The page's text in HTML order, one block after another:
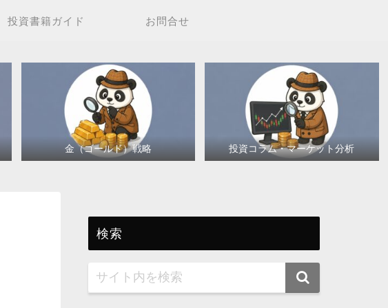
投資書籍ガイド お問合せ
金（ゴールド）戦略 投資コラム・マーケット分析
検索